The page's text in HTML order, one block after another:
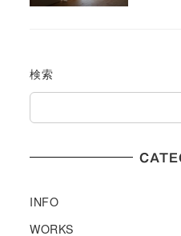
検索
INFO
WORKS